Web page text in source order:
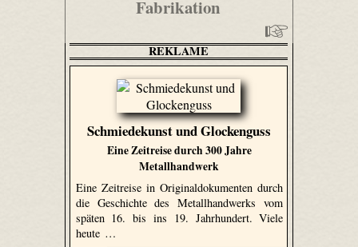
Fabrikation
REKLAME
Schmiedekunst und Glockenguss
Eine Zeitreise durch 300 Jahre
Metallhandwerk
Eine Zeitreise in Originaldokumenten durch
die Geschichte des Metallhandwerks vom
späten 16. bis ins 19. Jahrhundert. Viele
heute …